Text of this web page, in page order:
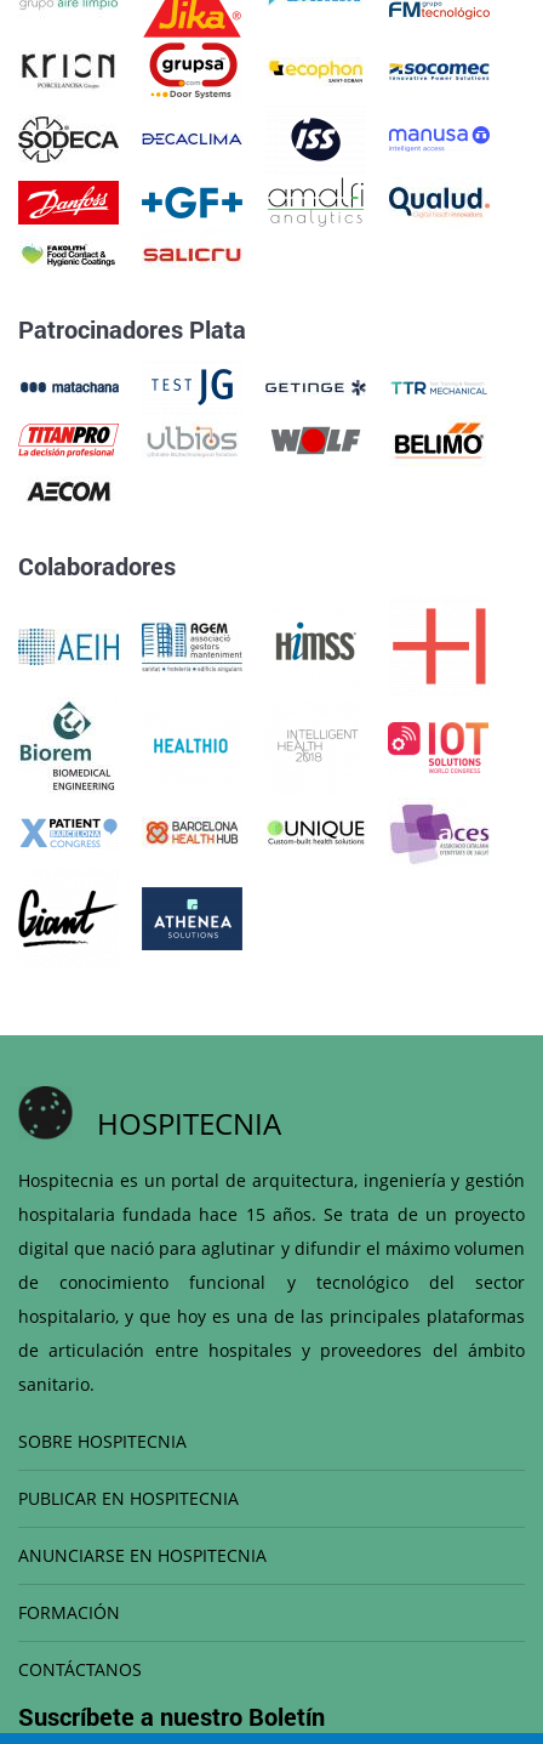
Patrocinadores Plata
Colaboradores
HOSPITECNIA
Hospitecnia es un portal de arquitectura, ingeniería y gestión
hospitalaria fundada hace 15 años. Se trata de un proyecto
digital que nació para aglutinar y difundir el máximo volumen
de conocimiento funcional y tecnológico del sector
hospitalario, y que hoy es una de las principales plataformas
de articulación entre hospitales y proveedores del ámbito
sanitario.
SOBRE HOSPITECNIA
PUBLICAR EN HOSPITECNIA
ANUNCIARSE EN HOSPITECNIA
FORMACIÓN
CONTÁCTANOS
Suscríbete a nuestro Boletín